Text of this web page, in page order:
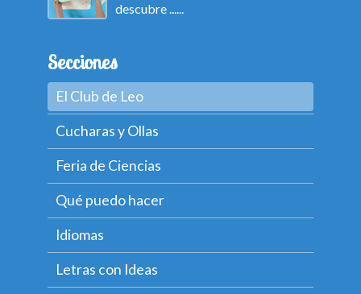
descubre ......
Secciones
El Club de Leo
Cucharas y Ollas
Feria de Ciencias
Qué puedo hacer
Idiomas
Letras con Ideas